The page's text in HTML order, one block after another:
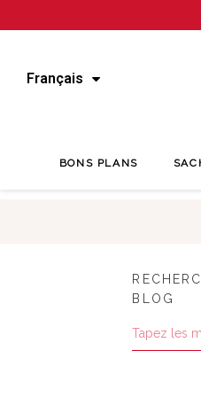
Français
BONS PLANS
BLOG